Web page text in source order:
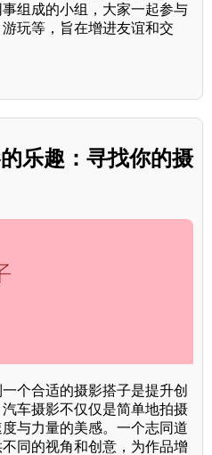
组成的小组，大家一起参与
玩等，旨在增进友谊和交
乐趣：寻找你的摄
个合适的摄影搭子是提升创
车摄影不仅仅是简单地拍摄
与力量的美感。一个志同道
同的视角和创意，为作品增